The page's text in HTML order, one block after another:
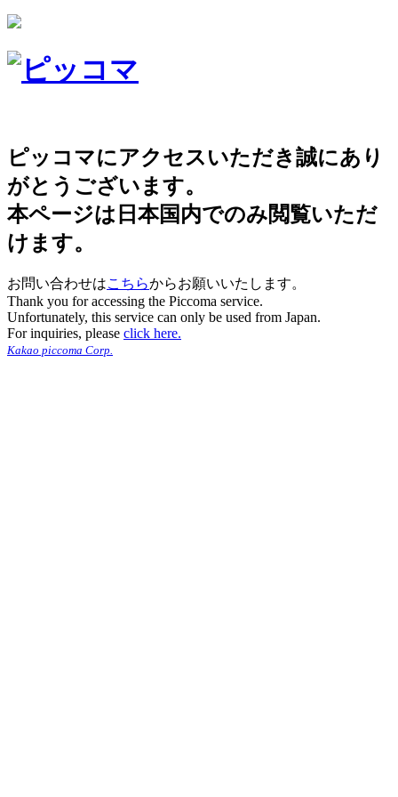
ピッコマにアクセスいただき誠にあり
がとうございます。
本ページは日本国内でのみ閲覧いただ
けます。
お問い合わせはこちらからお願いいたします。
Thank you for accessing the Piccoma service.
Unfortunately, this service can only be used from Japan.
For inquiries, please click here.
Kakao piccoma Corp.